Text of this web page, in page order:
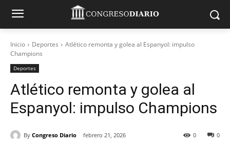
Inicio Deportes
Atlético remonta y golea al Espanyol: impulso
Champions
Deportes
Atlético remonta y golea al
Espanyol: impulso Champions
By Congreso Diario febrero 21, 2026 0
0